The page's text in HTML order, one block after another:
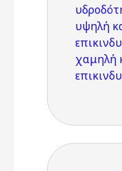
υψηλή
χαμηλή